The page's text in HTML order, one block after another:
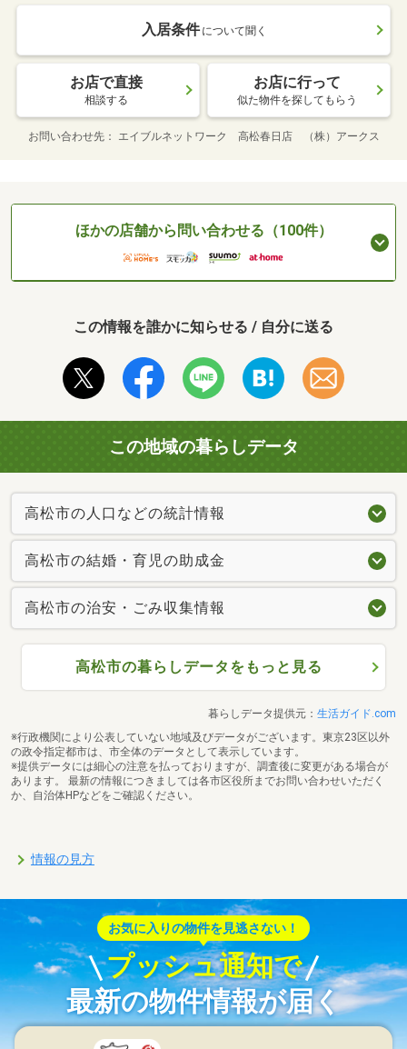
入居条件 について聞く
お店で直接
相談する
お店に行って
似た物件を探してもらう
お問い合わせ先 エイブルネットワーク 高松春日店 （株）アークス
ほかの店舗から問い合わせる（100件）
この情報を誰かに知らせる / 自分に送る
この地域の暮らしデータ
高松市の人口などの統計情報
高松市の結婚・育児の助成金
高松市の治安・ごみ収集情報
高松市の暮らしデータをもっと見る
暮らしデータ提供元： 生活ガイド.com
※行政機関により公表していない地域及びデータがございます。東京23区以外
の政令指定都市は、市全体のデータとして表示しています。
※提供データには細心の注意を払っておりますが、調査後に変更がある場合が
あります。 最新の情報につきましては各市区役所までお問い合わせいただく
か、自治体HPなどをご確認ください。
情報の見方
お気に入りの物件を見逃さない！
プッシュ通知で
最新の物件情報が届く